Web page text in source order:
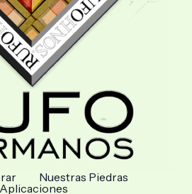
Nuestras Piedras
Aplicaciones